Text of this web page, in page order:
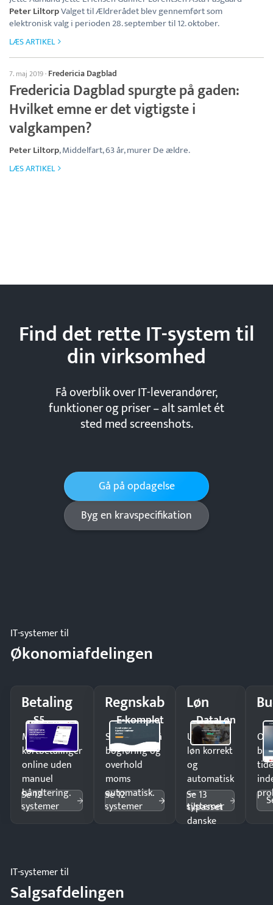
Peter LiltorpValget til Ældrerådet blev gennemført som
elektronisk valg i perioden 28. september til 12. oktober.
LÆS ARTIKEL
7. maj 2019· Fredericia Dagblad
Fredericia Dagblad spurgte på gaden:
Hvilket emne er det vigtigste i
valgkampen?
Peter Liltorp, Middelfart, 63 år, murer De ældre.
LÆS ARTIKEL
Find det rette IT-system til
dinvirksomhed
Få overblik over IT-leverandører,
funktioner og priser – alt samlet ét
sted med screenshots.
Gå på opdagelse
Byg en kravspecifikation
IT-systemer til
Økonomiafdelingen
Betaling
S5
Modtag
kortbetalinger
online uden
manuel
håndtering.
Se 12
systemer
Regnskab
E-komplet
Spar timer på
bogføring og
overhold
moms
automatisk.
Se 12
systemer
Løn
DataLøn
Udbetal
løn korrekt
og
automatisk
—
tilpasset
danske
Se 13
systemer
IT-systemer til
Salgsafdelingen